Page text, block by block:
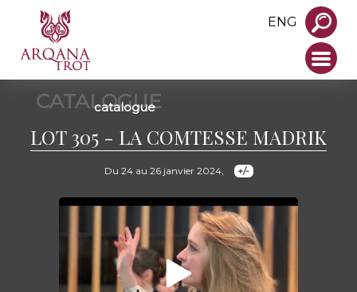
ENG
CATALOGUE
catalogue
LOT 305 - LA COMTESSE MADRIK
Du 24 au 26 janvier 2024,